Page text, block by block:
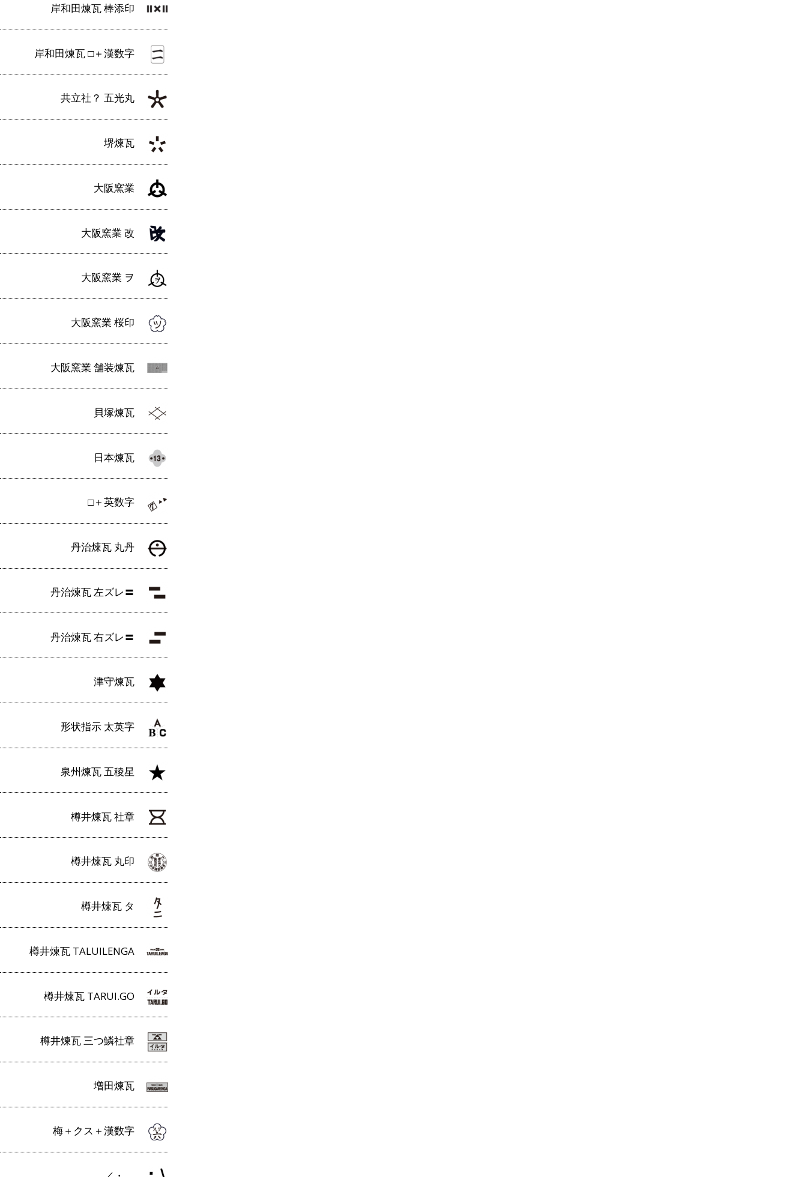
岸和田煉瓦 棒添印
岸和田煉瓦 □＋漢数字
共立社？ 五光丸
堺煉瓦
大阪窯業
大阪窯業 改
大阪窯業 ヲ
大阪窯業 桜印
大阪窯業 舗装煉瓦
貝塚煉瓦
日本煉瓦
□＋英数字
丹治煉瓦 丸丹
丹治煉瓦 左ズレ〓
丹治煉瓦 右ズレ〓
津守煉瓦
形状指示 太英字
泉州煉瓦 五稜星
樽井煉瓦 社章
樽井煉瓦 丸印
樽井煉瓦 タ
樽井煉瓦 TALUILENGA
樽井煉瓦 TARUI.GO
樽井煉瓦 三つ鱗社章
増田煉瓦
梅＋クス＋漢数字